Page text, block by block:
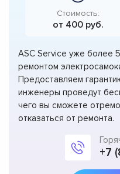
Стоимость:
от 400 руб.
ASC Service уже более
ремонтом
Предоставляем
инженеры проведут
чего вы сможете
отказаться от ремонта.
+7